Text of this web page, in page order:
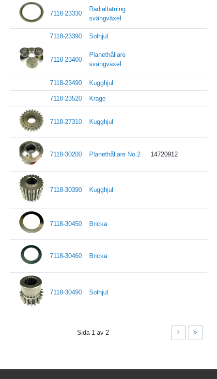
7118-23330
Radialtätning
svängväxel
7118-23390 Solhjul
7118-23400
Planethållare
svängväxel
7118-23490 Kugghjul
7118-23520 Krage
7118-27310 Kugghjul
7118-30200 Planethållare No.2 14720912
7118-30390 Kugghjul
7118-30450 Bricka
7118-30460 Bricka
7118-30490 Solhjul
Sida 1 av 2